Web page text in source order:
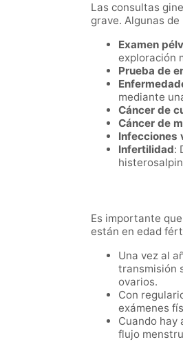
Las consultas
grave. Algunas
Examen
exploración
Prueba de
mediante
Cáncer de
Cáncer de
Infecciones
Infertilidad:
Es importante
están en edad
Una vez al
transmisión
ovarios.
Con
exámenes
Cuando hay
flujo